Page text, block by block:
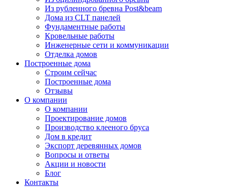
Из рубленного бревна Post&beam
Дома из CLT панелей
Фундаментные работы
Кровельные работы
Инженерные сети и коммуникации
Отделка домов
Построенные дома
Строим сейчас
Построенные дома
Отзывы
О компании
О компании
Проектирование домов
Производство клееного бруса
Дом в кредит
Экспорт деревянных домов
Вопросы и ответы
Акции и новости
Блог
Контакты